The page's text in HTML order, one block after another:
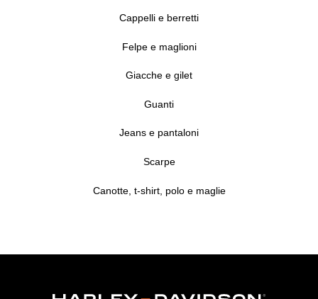
Cappelli e berretti
Felpe e maglioni
Giacche e gilet
Guanti
Jeans e pantaloni
Scarpe
Canotte, t-shirt, polo e maglie